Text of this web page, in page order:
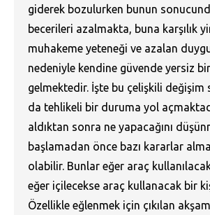
giderek bozulurken bunun
becerileri azalmakta, buna karşılık
muhakeme yeteneği ve azalan
nedeniyle kendine güvende yersiz
gelmektedir. İşte bu çelişkili değişim
da tehlikeli bir duruma yol
aldıktan sonra ne yapacağını
başlamadan önce bazı kararlar
olabilir. Bunlar eğer araç
eğer içilecekse araç kullanacak bir
Özellikle eğlenmek için çıkılan